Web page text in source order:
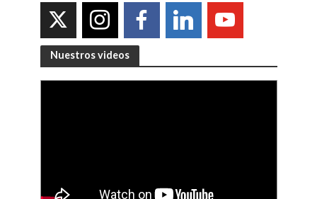
Nuestros videos